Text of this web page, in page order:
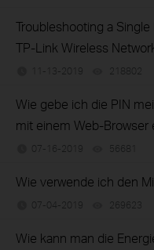
Troubleshooting a
TP-Link Wireless
11-13-2019 218802
Wie gebe ich die PIN
mit einem Web-Browser
07-16-2019 56681
Wie verwende ich den
07-04-2019 269623
Wie kann man die